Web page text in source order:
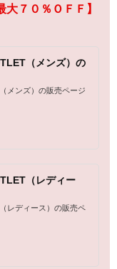
７０％ＯＦＦ】
（メンズ）の
メンズ）の販売ページ
（レディー
レディース）の販売ペ